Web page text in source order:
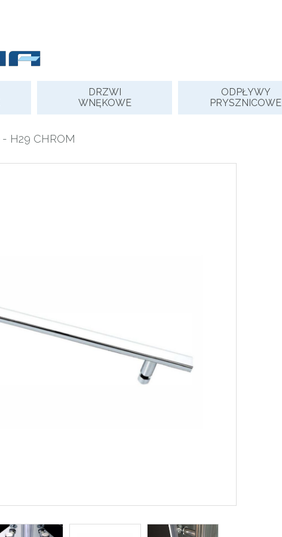
DRZWI
WNĘKOWE
ODPŁYWY
PRYSZNICOWE
- H29 CHROM